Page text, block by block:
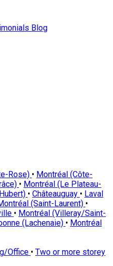
Blog
Rose) • Montréal (Côte-
• Montréal (Le Plateau-
• Châteauguay • Laval
(Saint-Laurent) •
• Montréal (Villeray/Saint-
(Lachenaie) • Montréal
Office • Two or more storey